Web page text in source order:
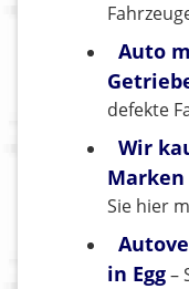
Auto
defekte
Wir
Sie hier
in Egg–